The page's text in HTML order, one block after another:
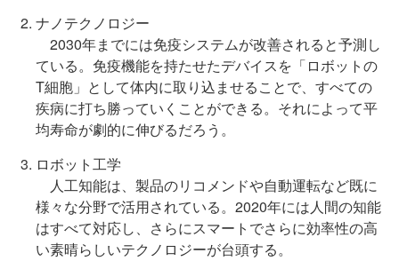
ナノテクノロジー
2030年までには免疫システムが改善されると予測し
ている。免疫機能を持たせたデバイスを「ロボットの
T細胞」として体内に取り込ませることで、すべての
疾病に打ち勝っていくことができる。それによって平
均寿命が劇的に伸びるだろう。
ロボット工学
人工知能は、製品のリコメンドや自動運転など既に
様々な分野で活用されている。2020年には人間の知能
はすべて対応し、さらにスマートでさらに効率性の高
い素晴らしいテクノロジーが台頭する。